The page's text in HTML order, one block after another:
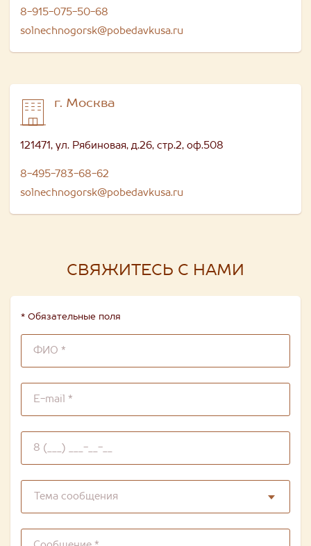
8-915-075-50-68
solnechnogorsk@pobedavkusa.ru
г. Москва
121471, ул. Рябиновая, д.26, стр.2, оф.508
8-495-783-68-62
solnechnogorsk@pobedavkusa.ru
СВЯЖИТЕСЬ С НАМИ
* Обязательные поля
Тема сообщения